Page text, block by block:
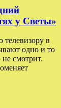
у Светы»
телевизору в
одно и то
не смотрит.